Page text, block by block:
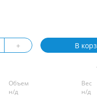
+ В
Объем
н/д
Вес
н/д